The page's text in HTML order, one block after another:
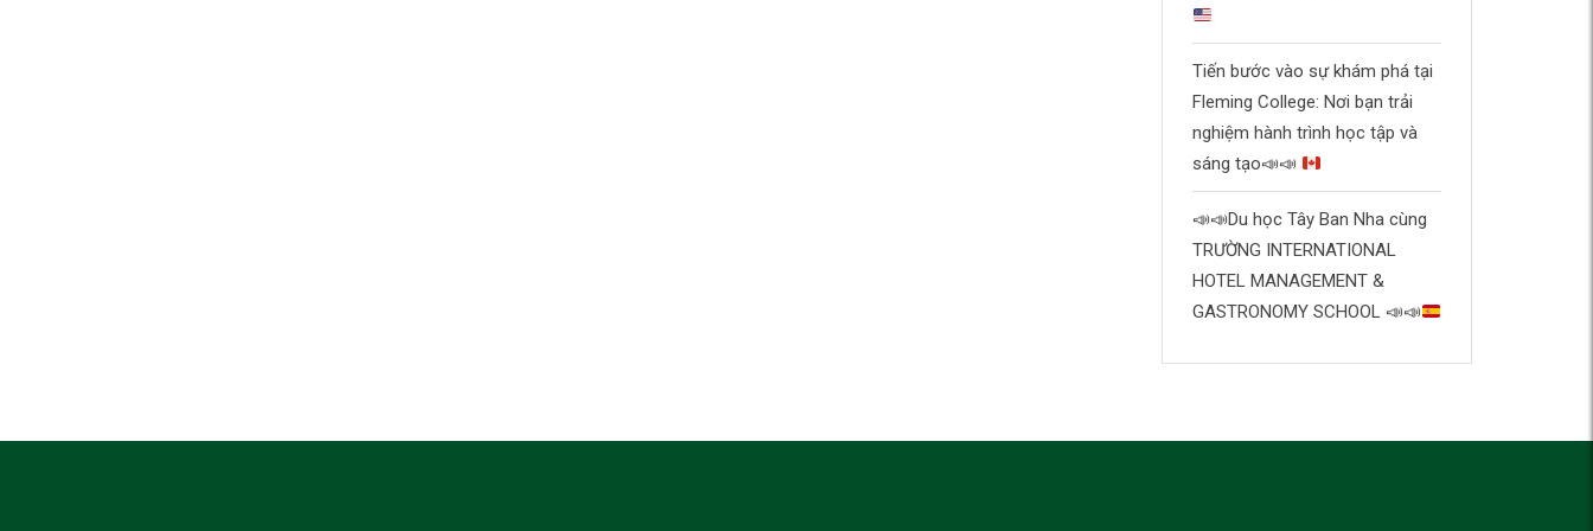
Tiến bước vào sự khám phá tại
Fleming College: Nơi bạn trải
nghiệm hành trình học tập và
sáng tạo📣📣
📣📣Du học Tây Ban Nha cùng
TRƯỜNG INTERNATIONAL
HOTEL MANAGEMENT &
GASTRONOMY SCHOOL 📣📣